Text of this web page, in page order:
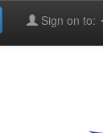
Sign on to: